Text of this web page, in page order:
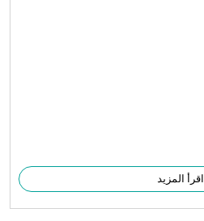
اقرأ المزيد